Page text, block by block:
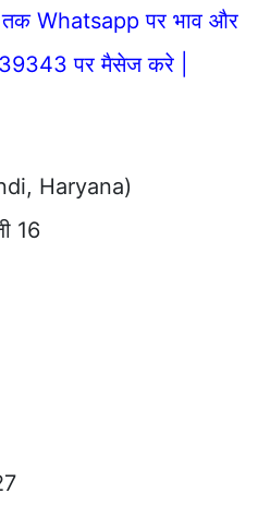
तक Whatsapp पर भाव और
पर मैसेज करे |
Haryana)
16